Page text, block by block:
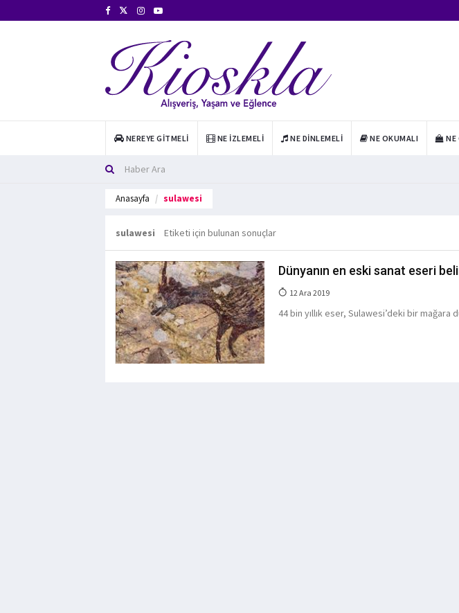
NEREYE GITMELI NE İZLEMELI NE DINLEMELI NE OKUMALI NE
Anasayfa sulawesi
sulawesi Etiketi için bulunan sonuçlar
Dünyanın en eski sanat eseri
12 Ara 2019
44 bin yıllık eser, Sulawesi’deki bir mağara